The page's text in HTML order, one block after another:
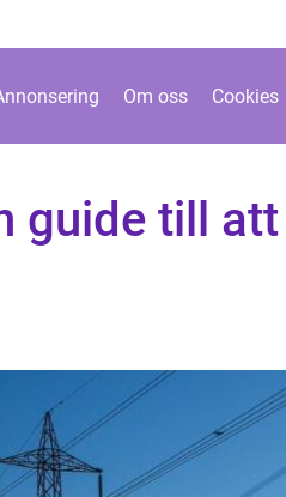
Om oss Cookies
guide till